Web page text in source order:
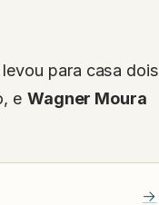
para casa dois
e Wagner Moura
→